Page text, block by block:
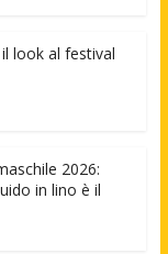
look al festival
2026:
in lino è il